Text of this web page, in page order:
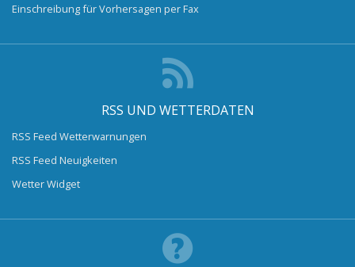
Einschreibung für Vorhersagen per Fax
RSS UND WETTERDATEN
RSS Feed Wetterwarnungen
RSS Feed Neuigkeiten
Wetter Widget